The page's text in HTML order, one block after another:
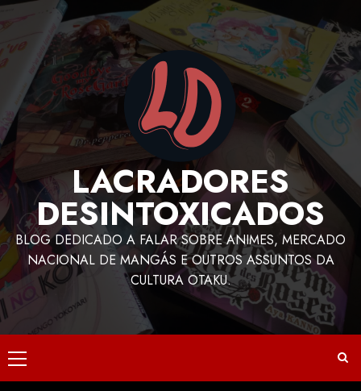
LACRADORES
DESINTOXICADOS
BLOG DEDICADO A FALAR SOBRE ANIMES, MERCADO
NACIONAL DE MANGÁS E OUTROS ASSUNTOS DA
CULTURA OTAKU.